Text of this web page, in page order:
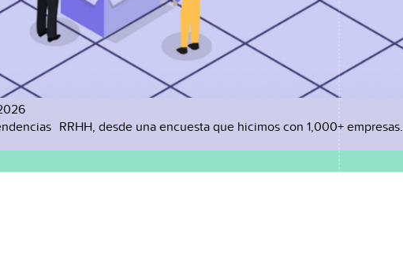
RRHH, desde una encuesta que hicimos con 1,000+ empresas.